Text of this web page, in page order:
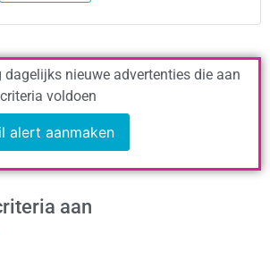
dagelijks nieuwe advertenties die aan
voldoen
alert aanmaken
aan